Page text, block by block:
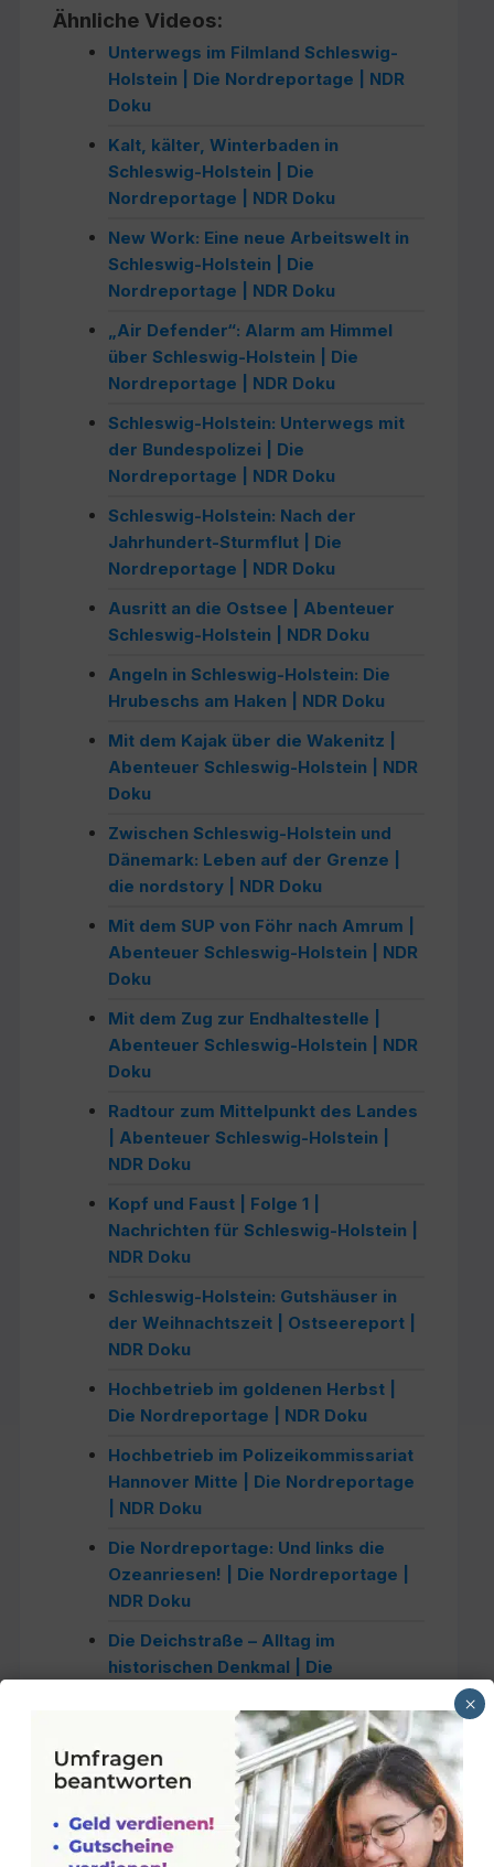
Ähnliche Videos:
Unterwegs im Filmland Schleswig-
Holstein | Die Nordreportage | NDR
Doku
Kalt, kälter, Winterbaden in
Schleswig-Holstein | Die
Nordreportage | NDR Doku
New Work: Eine neue Arbeitswelt in
Schleswig-Holstein | Die
Nordreportage | NDR Doku
„Air Defender“: Alarm am Himmel
über Schleswig-Holstein | Die
Nordreportage | NDR Doku
Schleswig-Holstein: Unterwegs mit
der Bundespolizei | Die
Nordreportage | NDR Doku
Schleswig-Holstein: Nach der
Jahrhundert-Sturmflut | Die
Nordreportage | NDR Doku
Ausritt an die Ostsee | Abenteuer
Schleswig-Holstein | NDR Doku
Angeln in Schleswig-Holstein: Die
Hrubeschs am Haken | NDR Doku
Mit dem Kajak über die Wakenitz |
Abenteuer Schleswig-Holstein | NDR
Doku
Zwischen Schleswig-Holstein und
Dänemark: Leben auf der Grenze |
die nordstory | NDR Doku
Mit dem SUP von Föhr nach Amrum |
Abenteuer Schleswig-Holstein | NDR
Doku
Mit dem Zug zur Endhaltestelle |
Abenteuer Schleswig-Holstein | NDR
Doku
Radtour zum Mittelpunkt des Landes
| Abenteuer Schleswig-Holstein |
NDR Doku
Kopf und Faust | Folge 1 |
Nachrichten für Schleswig-Holstein |
NDR Doku
Schleswig-Holstein: Gutshäuser in
der Weihnachtszeit | Ostseereport |
NDR Doku
Hochbetrieb im goldenen Herbst |
Die Nordreportage | NDR Doku
Hochbetrieb im Polizeikommissariat
Hannover Mitte | Die Nordreportage
| NDR Doku
Die Nordreportage: Und links die
Ozeanriesen! | Die Nordreportage |
NDR Doku
Die Deichstraße – Alltag im
historischen Denkmal | Die
Die Urlaubsmacher im Stress | Die
Nordreportage | NDR Doku
Traditionssegler: Die Abenteuer im
Wind | Die Nordreportage | NDR
Doku
×